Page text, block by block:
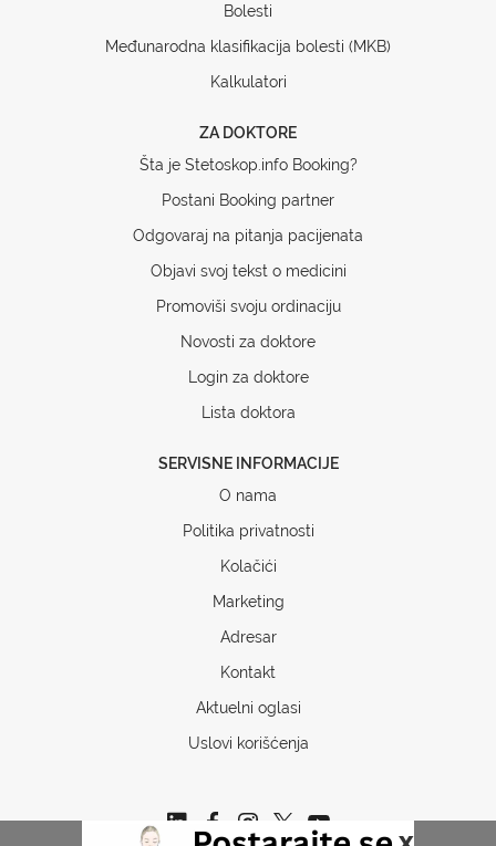
Bolesti
Međunarodna klasifikacija bolesti (MKB)
Kalkulatori
ZA DOKTORE
Šta je Stetoskop.info Booking?
Postani Booking partner
Odgovaraj na pitanja pacijenata
Objavi svoj tekst o medicini
Promoviši svoju ordinaciju
Novosti za doktore
Login za doktore
Lista doktora
SERVISNE INFORMACIJE
O nama
Politika privatnosti
Kolačići
Marketing
Adresar
Kontakt
Aktuelni oglasi
Uslovi korišćenja